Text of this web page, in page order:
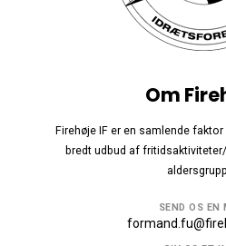
Om
Firehøje IF er en samlende
bredt udbud af
SEND OS EN